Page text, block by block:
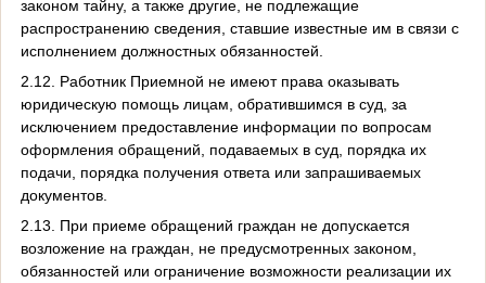
законом тайну, а также другие, не подлежащие
распространению сведения, ставшие известные им в связи с
исполнением должностных обязанностей.
2.12. Работник Приемной не имеют права оказывать
юридическую помощь лицам, обратившимся в суд, за
исключением предоставление информации по вопросам
оформления обращений, подаваемых в суд, порядка их
подачи, порядка получения ответа или запрашиваемых
документов.
2.13. При приеме обращений граждан не допускается
возложение на граждан, не предусмотренных законом,
обязанностей или ограничение возможности реализации их